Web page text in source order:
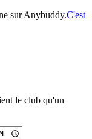
sur Anybuddy.C'est
le club qu'un